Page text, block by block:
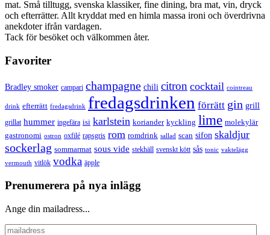
mat. Små tilltugg, svenska klassiker, fine dining, bra mat, vin, dryck
och efterrätter. Allt kryddat med en himla massa ironi och överdrivna
anekdoter ifrån vardagen.
Tack för besöket och välkommen åter.
Favoriter
Bradley smoker campari champagne chili citron cocktail cointreau
drink efterrätt fredagsdrink fredagsdrinken förrätt gin grill
grillat hummer ingefära isi karlstein koriander kyckling lime molekylär
gastronomi ostron oxfilé rapsgris rom romdrink sallad scan sifon skaldjur
sockerlag sommarmat sous vide stekhäll svenskt kött sås tonic vaktelägg
vermouth vitlök vodka äpple
Prenumerera på nya inlägg
Ange din mailadress...
mailadress